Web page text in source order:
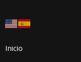
Inicio